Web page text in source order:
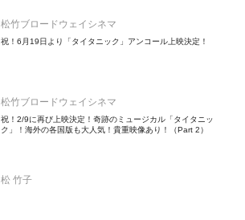
松竹ブロードウェイシネマ
祝！6月19日より「タイタニック」アンコール上映決定！
松竹ブロードウェイシネマ
祝！2/9に再び上映決定！奇跡のミュージカル「タイタニッ
ク」！海外の各国版も大人気！貴重映像あり！（Part 2）
松 竹子